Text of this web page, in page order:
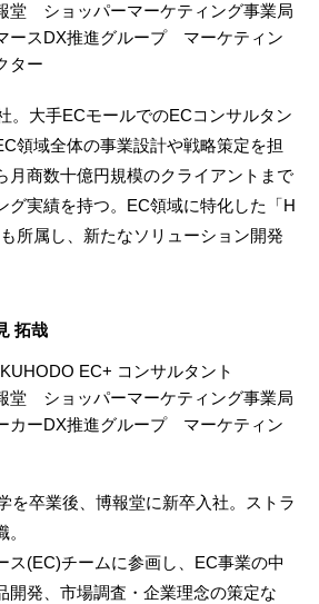
堂 ショッパーマーケティング事業局
ースDX推進グループ マーケティン
ター
。大手ECモールでのECコンサルタン
領域全体の事業設計や戦略策定を担
月商数十億円規模のクライアントまで
グ実績を持つ。EC領域に特化した「H
所属し、新たなソリューション開発
拓哉
EC+ コンサルタント
堂 ショッパーマーケティング事業局
カーDX推進グループ マーケティン
を卒業後、博報堂に新卒入社。ストラ
ス(EC)チームに参画し、EC事業の中
開発、市場調査・企業理念の策定な